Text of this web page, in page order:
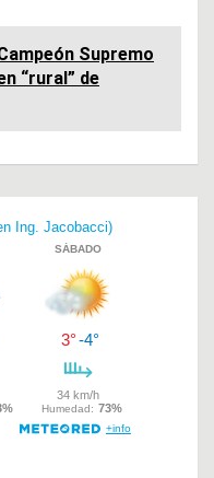
Supremo
“rural” de